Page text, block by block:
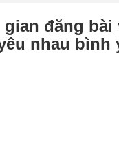
đăng
nhau bình